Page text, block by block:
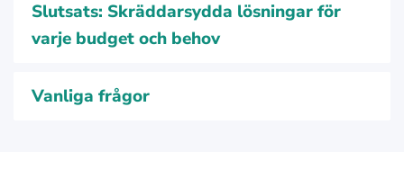
Slutsats: Skräddarsydda lösningar för
varje budget och behov
Vanliga frågor